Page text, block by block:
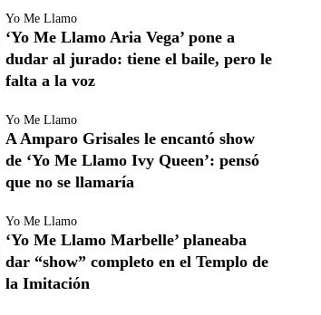
Yo Me Llamo
‘Yo Me Llamo Aria Vega’ pone a
dudar al jurado: tiene el baile, pero le
falta a la voz
Yo Me Llamo
A Amparo Grisales le encantó show
de ‘Yo Me Llamo Ivy Queen’: pensó
que no se llamaría
Yo Me Llamo
‘Yo Me Llamo Marbelle’ planeaba
dar “show” completo en el Templo de
la Imitación